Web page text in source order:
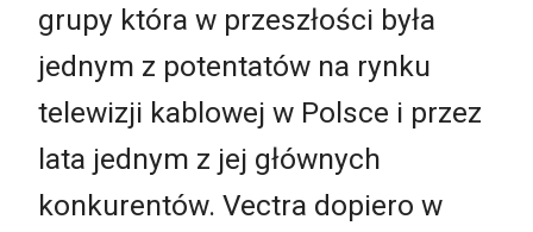
grupy która w przeszłości była
jednym z potentatów na rynku
telewizji kablowej w Polsce i przez
lata jednym z jej głównych
konkurentów. Vectra dopiero w